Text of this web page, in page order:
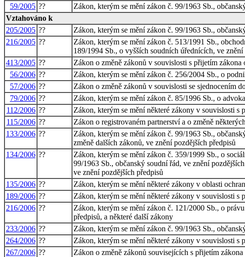
59/2005 ??
Zákon, kterým se mění zákon č. 99/1963 Sb.,
Vztahováno k
205/2005 ??
Zákon, kterým se mění zákon č. 99/1963 Sb.,
216/2005 ??
Zákon, kterým se mění zákon č. 513/1991 Sb.,
189/1994 Sb., o vyšších soudních úřednících, ve
413/2005 ??
Zákon o změně zákonů v souvislosti s přijetím
56/2006 ??
Zákon, kterým se mění zákon č. 256/2004 Sb., o
57/2006 ??
Zákon o změně zákonů v souvislosti se sjednocením
79/2006 ??
Zákon, kterým se mění zákon č. 85/1996 Sb., o
112/2006 ??
Zákon, kterým se mění některé zákony v souvislosti
115/2006 ??
Zákon o registrovaném partnerství a o změně
133/2006 ??
Zákon, kterým se mění zákon č. 99/1963 Sb.,
změně dalších zákonů, ve znění pozdějších předpisů
134/2006 ??
Zákon, kterým se mění zákon č. 359/1999 Sb., o
99/1963 Sb., občanský soudní řád, ve znění
ve znění pozdějších předpisů
135/2006 ??
Zákon, kterým se mění některé zákony v oblasti
189/2006 ??
Zákon, kterým se mění některé zákony v souvislosti s
216/2006 ??
Zákon, kterým se mění zákon č. 121/2000 Sb., o
předpisů, a některé další zákony
233/2006 ??
Zákon, kterým se mění zákon č. 99/1963 Sb.,
264/2006 ??
Zákon, kterým se mění některé zákony v souvislosti s
267/2006 ?? Zákon o změně zákonů souvisejících s přijetím